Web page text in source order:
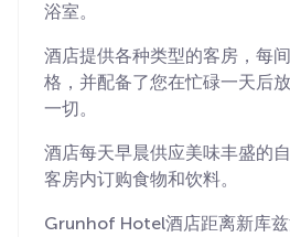
浴室。
酒店提供各种类型的客房，每
格，并配备了您在忙碌一天后
一切。
酒店每天早晨供应美味丰盛的
客房内订购食物和饮料。
Grunhof Hotel酒店距离新库